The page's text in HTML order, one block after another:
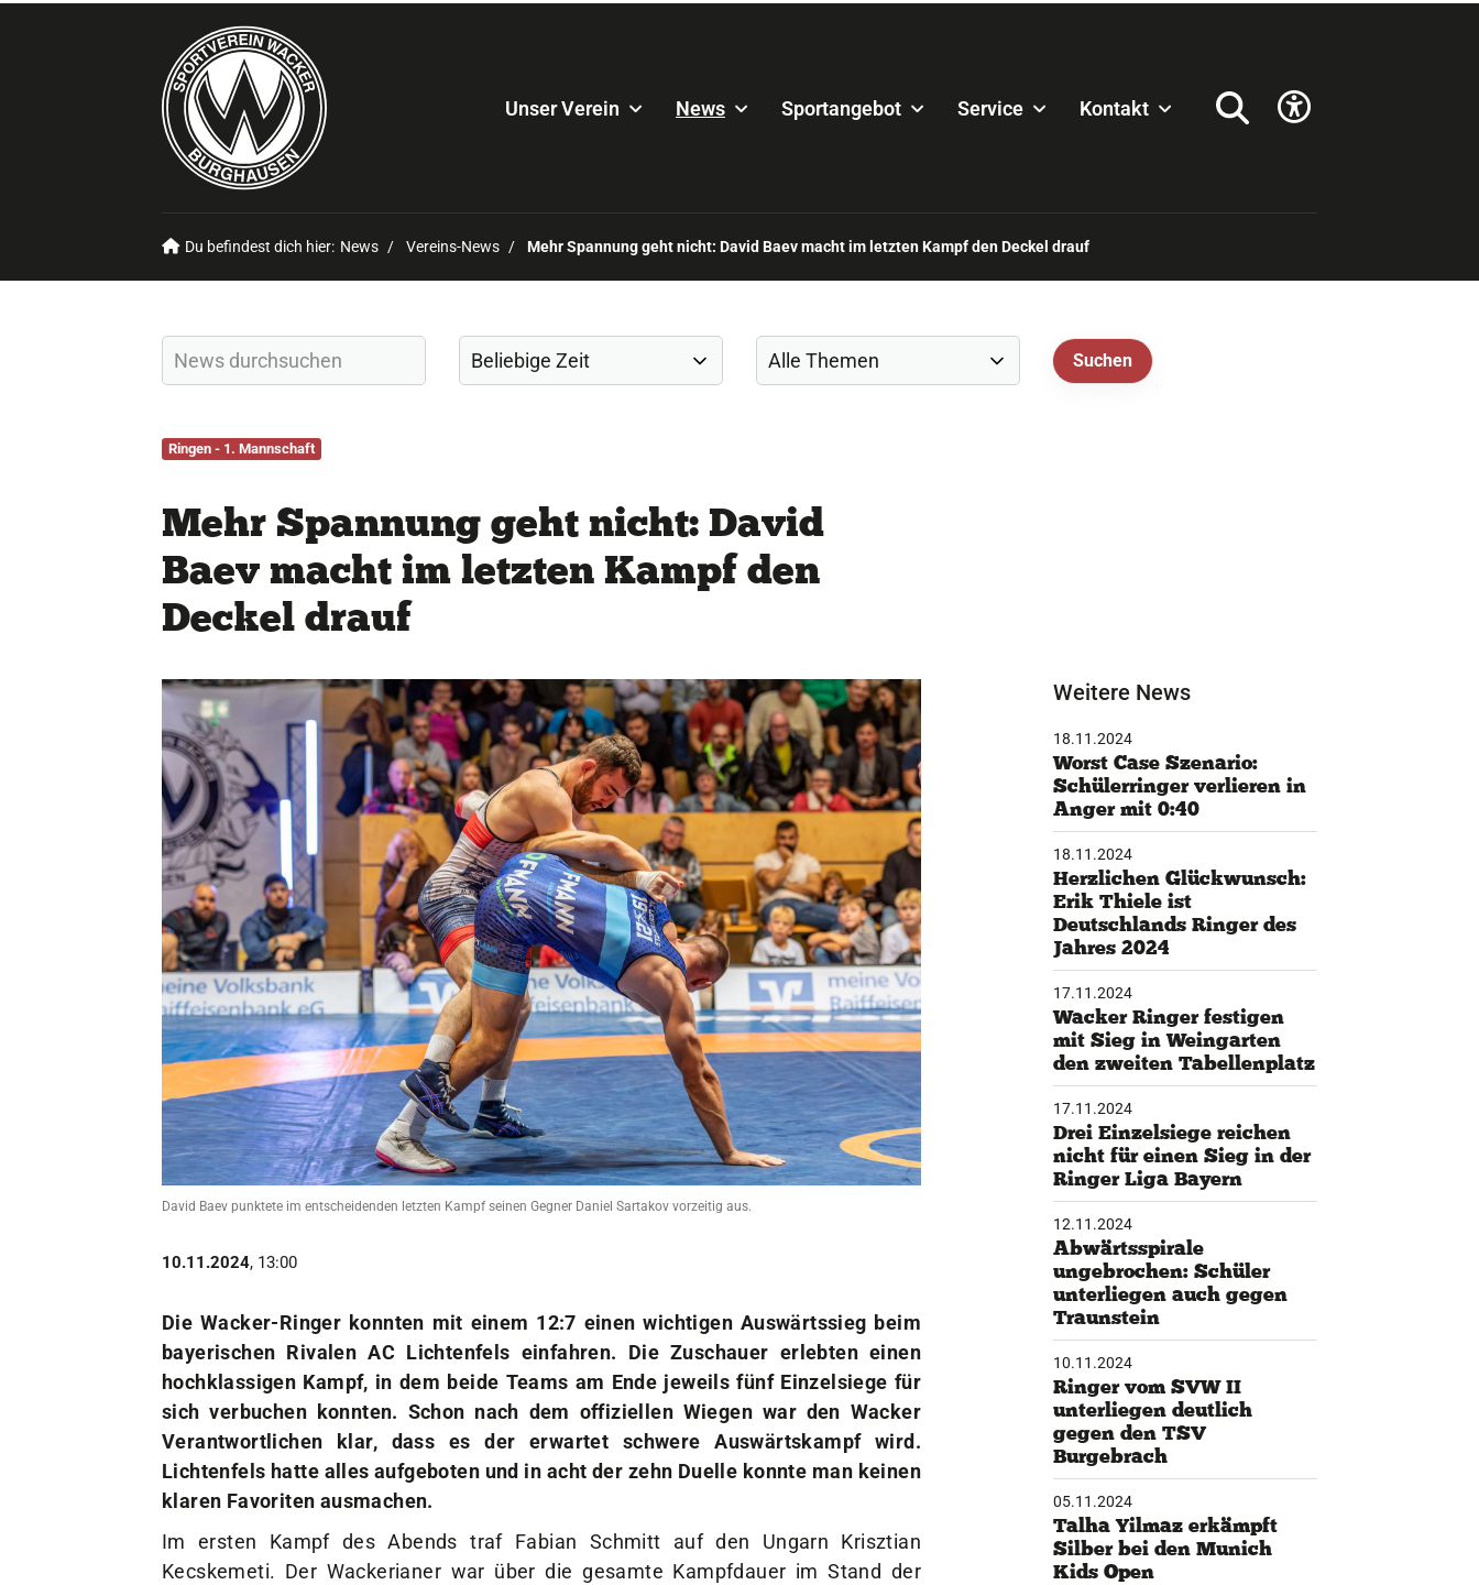
Unser Verein News Sportangebot Service Kontakt
Du befindest dich hier: News Vereins-News Mehr Spannung geht nicht: David Baev macht im letzten Kampf den Deckel drauf
Ringen - 1. Mannschaft
Mehr Spannung geht nicht: David
Baev macht im letzten Kampf den
Deckel drauf
David Baev punktete im entscheidenden letzten Kampf seinen Gegner Daniel Sartakov vorzeitig aus.
10.11.2024 , 13:00
Die Wacker-Ringer konnten mit einem 12:7 einen wichtigen Auswärtssieg beim
bayerischen Rivalen AC Lichtenfels einfahren. Die Zuschauer erlebten einen
hochklassigen Kampf, in dem beide Teams am Ende jeweils fünf Einzelsiege für
sich verbuchen konnten. Schon nach dem offiziellen Wiegen war den Wacker
Verantwortlichen klar, dass es der erwartet schwere Auswärtskampf wird.
Lichtenfels hatte alles aufgeboten und in acht der zehn Duelle konnte man keinen
klaren Favoriten ausmachen.
Im ersten Kampf des Abends traf Fabian Schmitt auf den Ungarn Krisztian
Kecskemeti. Der Wackerianer war über die gesamte Kampfdauer im Stand der
Weitere News
18.11.2024
Worst Case Szenario:
Schülerringer verlieren in
Anger mit 0:40
18.11.2024
Herzlichen Glückwunsch:
Erik Thiele ist
Deutschlands Ringer des
Jahres 2024
17.11.2024
Wacker Ringer festigen
mit Sieg in Weingarten
den zweiten Tabellenplatz
17.11.2024
Drei Einzelsiege reichen
nicht für einen Sieg in der
Ringer Liga Bayern
12.11.2024
Abwärtsspirale
ungebrochen: Schüler
unterliegen auch gegen
Traunstein
10.11.2024
Ringer vom SVW II
unterliegen deutlich
gegen den TSV
Burgebrach
05.11.2024
Talha Yilmaz erkämpft
Silber bei den Munich
Kids Open
Quicklinks
Unser Verein
Der Verein
Das sind wir
Jobs
Sportstätten
Sportangebote
Sportsuche
Abteilungen
VitaSport
Kindersportschule
Mitglieder-Service
Deine Mitgliedschaft
Downloads